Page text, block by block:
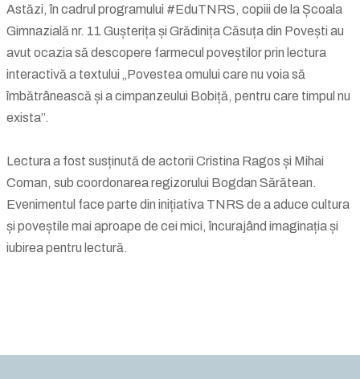
Astăzi, în cadrul programului #EduTNRS, copiii de la Școala
Gimnazială nr. 11 Gușterița și Grădinița Căsuța din Povești au
avut ocazia să descopere farmecul poveștilor prin lectura
interactivă a textului „Povestea omului care nu voia să
îmbătrânească și a cimpanzeului Bobiță, pentru care timpul nu
exista”.
Lectura a fost susținută de actorii Cristina Ragos și Mihai
Coman, sub coordonarea regizorului Bogdan Sărătean.
Evenimentul face parte din inițiativa TNRS de a aduce cultura
și poveștile mai aproape de cei mici, încurajând imaginația și
iubirea pentru lectură.